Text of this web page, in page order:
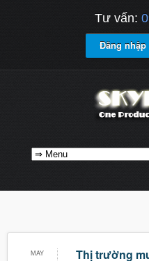
Tư vấn:
Đăng nhập
MAY Thị trường